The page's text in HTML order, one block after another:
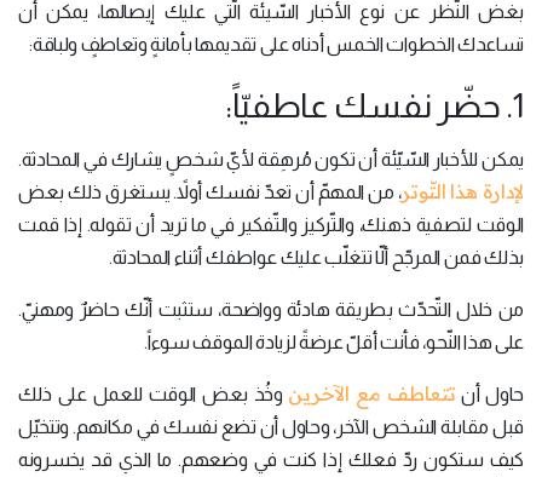
بغض النّظر عن نوع الأخبار السّيئة الّتي عليك إيصالها، يمكن أن
تساعدك الخطوات الخمس أدناه على تقديمها بأمانةٍ وتعاطفٍ ولباقة:
1. حضّر نفسك عاطفيّاً:
يمكن للأخبار السّيّئة أن تكون مُرهِقة لأيّ شخصٍ يشارك في المحادثة.
لإدارة هذا التّوتر، من المهمّ أن تعدّ نفسك أولاً. يستغرق ذلك بعض
الوقت لتصفية ذهنك، والتّركيز والتّفكير في ما تريد أن تقوله. إذا قمت
بذلك فمن المرجّح ألّا تتغلّب عليك عواطفك أثناء المحادثة.
من خلال التّحدّث بطريقة هادئة وواضحة، ستثبت أنّك حاضرٌ ومهنيّ.
على هذا النّحو، فأنت أقلّ عرضةً لزيادة الموقف سوءاً.
حاول أن تتعاطف مع الآخرين وخُذ بعض الوقت للعمل على ذلك
قبل مقابلة الشخص الآخر، وحاول أن تضع نفسك في مكانهم. وتتخيّل
كيف ستكون ردّ فعلك إذا كنت في وضعهم. ما الذي قد يخسرونه